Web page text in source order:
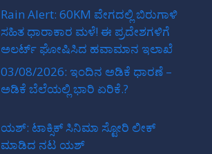
Rain Alert: 60KM ವೇಗದಲ್ಲಿ ಬಿರುಗಾಳಿ
ಸಹಿತ ಧಾರಾಕಾರ ಮಳೆ! ಈ ಪ್ರದೇಶಗಳಿಗೆ
ಅಲರ್ಟ್ ಘೋಷಿಸಿದ ಹವಾಮಾನ ಇಲಾಖೆ
03/08/2026: ಇಂದಿನ ಅಡಿಕೆ ಧಾರಣೆ –
ಅಡಿಕೆ ಬೆಲೆಯಲ್ಲಿ ಭಾರಿ ಏರಿಕೆ.?
ಯಶ್: ಟಾಕ್ಸಿಕ್ ಸಿನಿಮಾ ಸ್ಟೋರಿ ಲೀಕ್
ಮಾಡಿದ ನಟ‌ ಯಶ್